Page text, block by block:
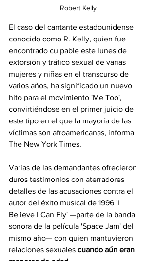
Robert Kelly
El caso del cantante estadounidense
conocido como R. Kelly, quien fue
encontrado culpable este lunes de
extorsión y tráfico sexual de varias
mujeres y niñas en el transcurso de
varios años, ha significado un nuevo
hito para el movimiento 'Me Too',
convirtiéndose en el primer juicio de
este tipo en el que la mayoría de las
víctimas son afroamericanas, informa
The New York Times.
Varias de las demandantes ofrecieron
duros testimonios con aterradores
detalles de las acusaciones contra el
autor del éxito musical de 1996 'I
Believe I Can Fly' —parte de la banda
sonora de la película 'Space Jam' del
mismo año— con quien mantuvieron
relaciones sexuales cuando aún eran